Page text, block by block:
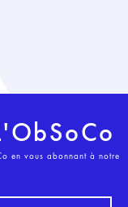
en vous abonnant à notre